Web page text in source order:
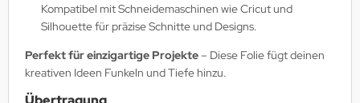
Kompatibel mit Schneidemaschinen wie Cricut und
Silhouette für präzise Schnitte und Designs.
Perfekt für einzigartige Projekte– Diese Folie fügt deinen
kreativen Ideen Funkeln und Tiefe hinzu.